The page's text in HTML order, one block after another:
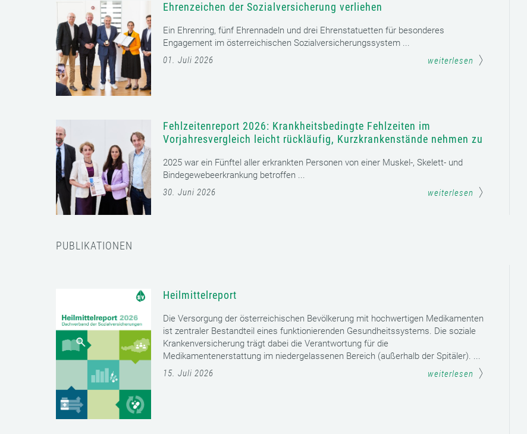
Ehrenzeichen der Sozialversicherung verliehen
Ein Ehrenring, fünf Ehrennadeln und drei Ehrenstatuetten für besonderes
Engagement im österreichischen Sozialversicherungssystem ...
01. Juli 2026
weiterlesen
Fehlzeitenreport 2026: Krankheitsbedingte Fehlzeiten im
Vorjahresvergleich leicht rückläufig, Kurzkrankenstände nehmen zu
2025 war ein Fünftel aller erkrankten Personen von einer Muskel-, Skelett- und
Bindegewebeerkrankung betroffen ...
30. Juni 2026
weiterlesen
PUBLIKATIONEN
Heilmittelreport
Die Versorgung der österreichischen Bevölkerung mit hochwertigen Medikamenten
ist zentraler Bestandteil eines funktionierenden Gesundheitssystems. Die soziale
Krankenversicherung trägt dabei die Verantwortung für die
Medikamentenerstattung im niedergelassenen Bereich (außerhalb der Spitäler). ...
15. Juli 2026
weiterlesen